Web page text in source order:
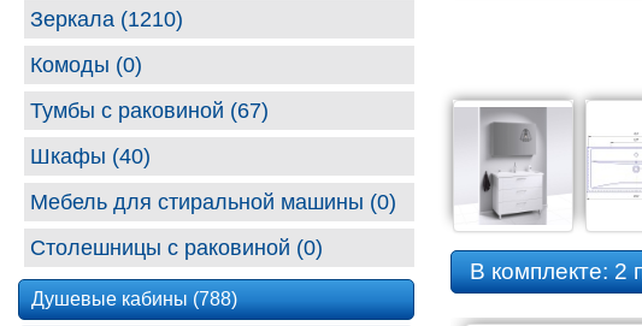
В комплекте:2
Зеркала (1210)
Комоды (0)
Тумбы с раковиной (67)
Шкафы (40)
Мебель для стиральной машины (0)
Столешницы с раковиной (0)
Душевые кабины (788)